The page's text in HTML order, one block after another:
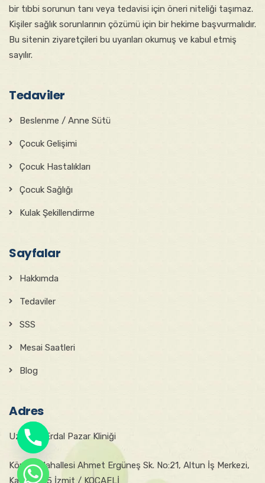
bir tıbbi sorunun tanı veya tedavisi için öneri niteliği taşımaz.
Kişiler sağlık sorunlarının çözümü için bir hekime başvurmalıdır.
Bu sitenin ziyaretçileri bu uyarıları okumuş ve kabul etmiş
sayılır.
Tedaviler
Beslenme / Anne Sütü
Çocuk Gelişimi
Çocuk Hastalıkları
Çocuk Sağlığı
Kulak Şekillendirme
Sayfalar
Hakkımda
Tedaviler
SSS
Mesai Saatleri
Blog
Adres
Uzm. Dr. Erdal Pazar Kliniği
Körfez Mahallesi Ahmet Ergüneş Sk. No:21, Altun İş Merkezi,
Kat:4, D:15 İzmit / KOCAELİ
chaty